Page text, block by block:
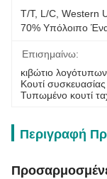
T/T, L/C, Western
70% Υπόλοιπο
Επισημαίνω:
κιβώτιο
Κουτί
Τυπωμένο κουτί
Περιγραφή